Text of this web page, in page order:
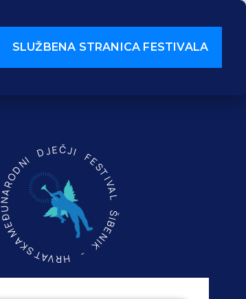
SLUŽBENA STRANICA FESTIVALA
MEĐUNARODNI DJEČJI FESTIVAL ŠIBENIK - HRVATSKA